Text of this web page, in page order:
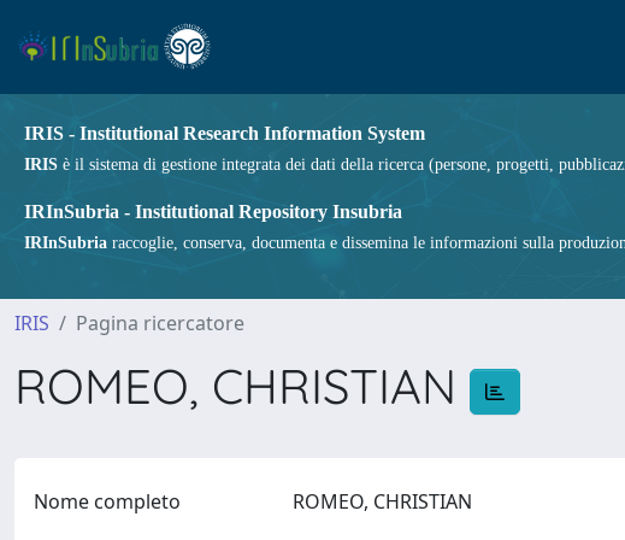
IRIS - Institutional Research Information System
IRIS è il sistema di gestione integrata dei dati della ricerca (persone, progetti,
IRInSubria - Institutional Repository Insubria
IRInSubria raccoglie, conserva, documenta e dissemina le informazioni sulla
IRIS Pagina ricercatore
ROMEO, CHRISTIAN
Nome completo ROMEO, CHRISTIAN